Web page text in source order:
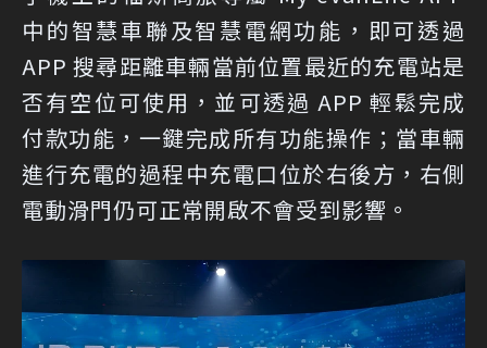
中的智慧車聯及智慧電網功能，即可透過
APP 搜尋距離車輛當前位置最近的充電站是
否有空位可使用，並可透過 APP 輕鬆完成
付款功能，一鍵完成所有功能操作；當車輛
進行充電的過程中充電口位於右後方，右側
電動滑門仍可正常開啟不會受到影響。